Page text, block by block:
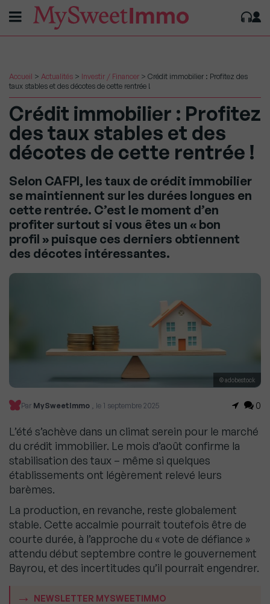
Accueil > Actualités > Investir / Financer > Crédit immobilier : Profitez des
taux stables et des décotes de cette rentrée !
Crédit immobilier : Profitez
des taux stables et des
décotes de cette rentrée !
Selon CAFPI, les taux de crédit immobilier
se maintiennent sur les durées longues en
cette rentrée. C’est le moment d’en
profiter surtout si vous êtes un « bon
profil » puisque ces derniers obtiennent
des décotes intéressantes.
© adobestock
Par MySweetImmo , le 1 septembre 2025 0
L’été s’achève dans un climat serein pour le marché
du crédit immobilier. Le mois d’août confirme la
stabilisation des taux – même si quelques
établissements ont légèrement relevé leurs
barèmes.
La production, en revanche, reste globalement
stable. Cette accalmie pourrait toutefois être de
courte durée, à l’approche du « vote de défiance »
attendu début septembre contre le gouvernement
Bayrou, et des incertitudes qu’il pourrait engendrer.
NEWSLETTER MYSWEETIMMO